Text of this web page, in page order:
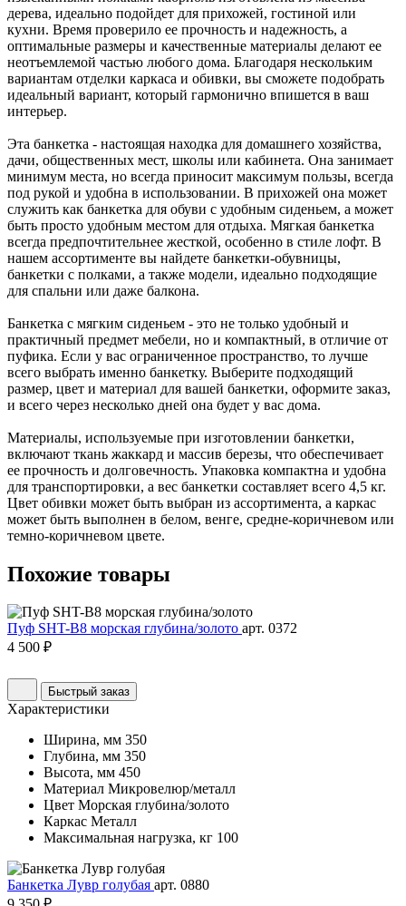
дерева, идеально подойдет для прихожей, гостиной или
кухни. Время проверило ее прочность и надежность, а
оптимальные размеры и качественные материалы делают ее
неотъемлемой частью любого дома. Благодаря нескольким
вариантам отделки каркаса и обивки, вы сможете подобрать
идеальный вариант, который гармонично впишется в ваш
интерьер.
Эта банкетка - настоящая находка для домашнего хозяйства,
дачи, общественных мест, школы или кабинета. Она занимает
минимум места, но всегда приносит максимум пользы, всегда
под рукой и удобна в использовании. В прихожей она может
служить как банкетка для обуви с удобным сиденьем, а может
быть просто удобным местом для отдыха. Мягкая банкетка
всегда предпочтительнее жесткой, особенно в стиле лофт. В
нашем ассортименте вы найдете банкетки-обувницы,
банкетки с полками, а также модели, идеально подходящие
для спальни или даже балкона.
Банкетка с мягким сиденьем - это не только удобный и
практичный предмет мебели, но и компактный, в отличие от
пуфика. Если у вас ограниченное пространство, то лучше
всего выбрать именно банкетку. Выберите подходящий
размер, цвет и материал для вашей банкетки, оформите заказ,
и всего через несколько дней она будет у вас дома.
Материалы, используемые при изготовлении банкетки,
включают ткань жаккард и массив березы, что обеспечивает
ее прочность и долговечность. Упаковка компактна и удобна
для транспортировки, а вес банкетки составляет всего 4,5 кг.
Цвет обивки может быть выбран из ассортимента, а каркас
может быть выполнен в белом, венге, средне-коричневом или
темно-коричневом цвете.
Похожие товары
Пуф SHT-B8 морская глубина/золото арт. 0372
4 500 ₽
Быстрый заказ
Характеристики
Ширина, мм 350
Глубина, мм 350
Высота, мм 450
Материал Микровелюр/металл
Цвет Морская глубина/золото
Каркас Металл
Максимальная нагрузка, кг 100
Банкетка Лувр голубая арт. 0880